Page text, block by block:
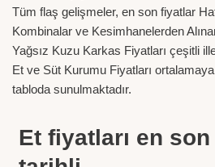
Tüm flaş gelişmeler, en son fiyatlar
Kombinalar ve Kesimhanelerden
Yağsız Kuzu Karkas Fiyatları çeşitli
Et ve Süt Kurumu Fiyatları
tabloda sunulmaktadır.
Et fiyatları en